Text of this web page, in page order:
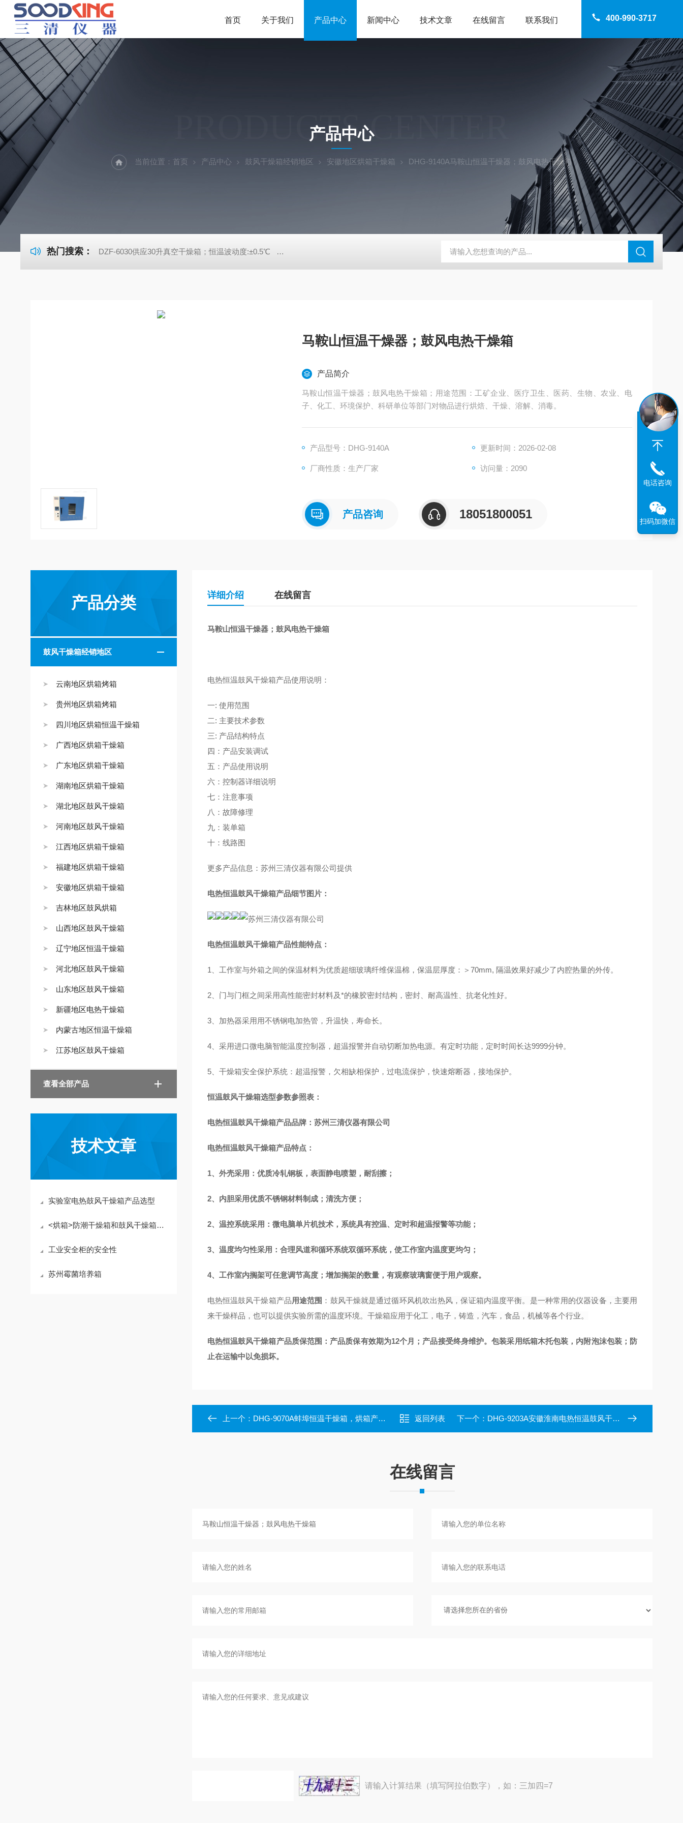
400-990-3717
首页 关于我们 产品中心 新闻中心 技术文章 在线留言 联系我们
PRODUCTS CENTER
产品中心
当前位置： 首页 产品中心 鼓风干燥箱经销地区 安徽地区烘箱干燥箱 DHG-9140A马鞍山恒温干燥器；鼓风电热干燥箱
热门搜索： DZF-6030供应30升真空干燥箱；恒温波动度:±0.5℃ DHG-9140B（140升）电热恒温鼓风干燥箱，不锈钢干燥箱，烘箱控温范围300℃ DHG-9070B（70
马鞍山恒温干燥器；鼓风电热干燥箱
产品简介
马鞍山恒温干燥器；鼓风电热干燥箱；用途范围：工矿企业、医疗卫生、医药、生物、农业、电
子、化工、环境保护、科研单位等部门对物品进行烘焙、干燥、溶解、消毒。
产品型号：DHG-9140A 更新时间：2026-02-08
厂商性质：生产厂家 访问量：2090
产品咨询 18051800051
产品分类
鼓风干燥箱经销地区
云南地区烘箱烤箱
贵州地区烘箱烤箱
四川地区烘箱恒温干燥箱
广西地区烘箱干燥箱
广东地区烘箱干燥箱
湖南地区烘箱干燥箱
湖北地区鼓风干燥箱
河南地区鼓风干燥箱
江西地区烘箱干燥箱
福建地区烘箱干燥箱
安徽地区烘箱干燥箱
吉林地区鼓风烘箱
山西地区鼓风干燥箱
辽宁地区恒温干燥箱
河北地区鼓风干燥箱
山东地区鼓风干燥箱
新疆地区电热干燥箱
内蒙古地区恒温干燥箱
江苏地区鼓风干燥箱
查看全部产品
技术文章
实验室电热鼓风干燥箱产品选型
<烘箱>防潮干燥箱和鼓风干燥箱真空干燥箱如何区分选择
工业安全柜的安全性
苏州霉菌培养箱
详细介绍 在线留言
马鞍山恒温干燥器；鼓风电热干燥箱
电热恒温鼓风干燥箱产品使用说明：
一: 使用范围
二: 主要技术参数
三: 产品结构特点
四：产品安装调试
五：产品使用说明
六：控制器详细说明
七：注意事项
八：故障修理
九：装单箱
十：线路图
更多产品信息：苏州三清仪器有限公司提供
电热恒温鼓风干燥箱产品细节图片：
电热恒温鼓风干燥箱产品性能特点：
1、工作室与外箱之间的保温材料为优质超细玻璃纤维保温棉，保温层厚度：＞70mm, 隔温效果好减少了内腔热量的外传。
2、门与门框之间采用高性能密封材料及*的橡胶密封结构，密封、耐高温性、抗老化性好。
3、加热器采用用不锈钢电加热管，升温快，寿命长。
4、采用进口微电脑智能温度控制器，超温报警并自动切断加热电源。有定时功能，定时时间长达9999分钟。
5、干燥箱安全保护系统：超温报警，欠相缺相保护，过电流保护，快速熔断器，接地保护。
恒温鼓风干燥箱选型参数参照表：
电热恒温鼓风干燥箱产品品牌：苏州三清仪器有限公司
电热恒温鼓风干燥箱产品特点：
1、 外壳采用：优质冷轧钢板，表面静电喷塑，耐刮擦；
2、内胆采用优质不锈钢材料制成；清洗方便；
2、温控系统采用：微电脑单片机技术，系统具有控温、定时和超温报警等功能；
3、温度均匀性采用：合理风道和循环系统双循环系统，使工作室内温度更均匀；
4、工作室内搁架可任意调节高度；增加搁架的数量，有观察玻璃窗便于用户观察。
电热恒温鼓风干燥箱产品用途范围 ： 鼓风干燥就是通过循环风机吹出热风，保证箱内温度平衡。是一种常用的仪器设备，主要用
来干燥样品，也可以提供实验所需的温度环境。干燥箱应用于化工，电子，铸造，汽车，食品，机械等各个行业。
电热恒温鼓风干燥箱产品质保范围：产品质保有效期为12个月；产品接受终身维护。包装采用纸箱木托包装，内附泡沫包装；防
止在运输中以免损坏。
上一个： DHG-9070A蚌埠恒温干燥箱，烘箱产品性能 返回列表 下一个： DHG-9203A安徽淮南电热恒温鼓风干燥箱产品参数选型表
在线留言
请输入计算结果（填写阿拉伯数字），如：三加四=7
电话咨询
扫码加微信